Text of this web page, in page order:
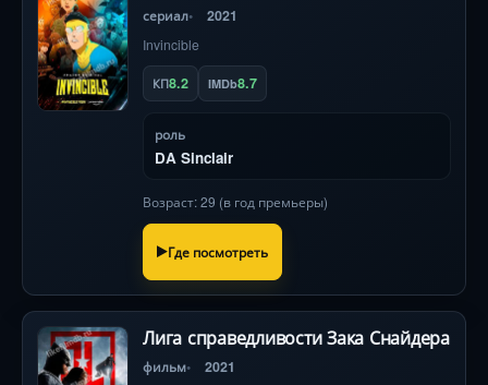
сериал 2021
Invincible
КП8.2 IMDb8.7
роль
DA Sinclair
Возраст: 29 (в год премьеры)
Где посмотреть
Лига справедливости Зака Снайдера
фильм 2021